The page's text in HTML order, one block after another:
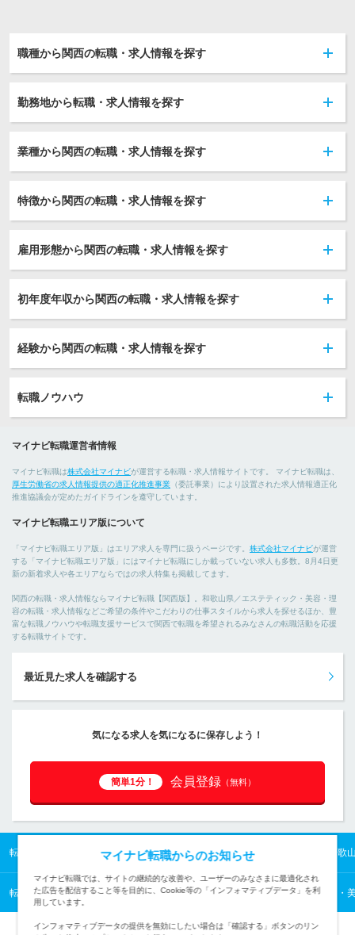
職種から関西の転職・求人情報を探す
勤務地から転職・求人情報を探す
業種から関西の転職・求人情報を探す
特徴から関西の転職・求人情報を探す
雇用形態から関西の転職・求人情報を探す
初年度年収から関西の転職・求人情報を探す
経験から関西の転職・求人情報を探す
転職ノウハウ
マイナビ転職運営者情報
マイナビ転職は株式会社マイナビが運営する転職・求人情報サイトです。 マイナビ転職は、
厚生労働省の求人情報提供の適正化推進事業 （委託事業）により設置された求人情報適正化
推進協議会が定めたガイドラインを遵守しています。
マイナビ転職エリア版について
「マイナビ転職エリア版」はエリア求人を専門に扱うページです。 株式会社マイナビが運営
する「マイナビ転職エリア版」にはマイナビ転職にしか載っていない求人も多数。8月4日更
新の新着求人や各エリアならではの求人特集も掲載してます。
関西の転職・求人情報ならマイナビ転職【関西版】。和歌山県／エステティック・美容・理
容の転職・求人情報などご希望の条件やこだわりの仕事スタイルから求人を探せるほか、豊
富な転職ノウハウや転職支援サービスで関西で転職を希望されるみなさんの転職活動を応援
する転職サイトです。
最近見た求人を確認する
気になる求人を気になるに保存しよう！
簡単1分！ 会員登録 （無料）
転職TOP 関西の転職・求人情報TOP 和歌山県の転職・求人情報TOP 和歌
転職TOP 業種から探す サービスの転職・求人情報一覧 エステティック・
マイナビ転職からのお知らせ
マイナビ転職では、サイトの継続的な改善や、ユーザーのみなさまに最適化され
た広告を配信すること等を目的に、Cookie等の「インフォマティブデータ」を利
用しています。
インフォマティブデータの提供を無効にしたい場合は「確認する」ボタンのリン